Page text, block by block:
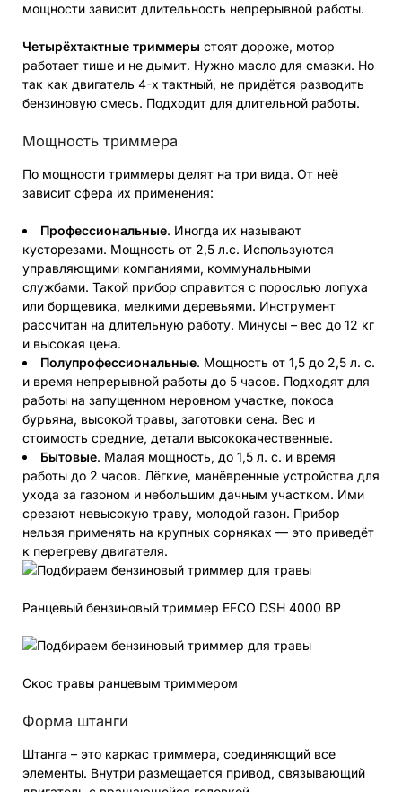
мощности зависит длительность непрерывной работы.
Четырёхтактные триммеры стоят дороже, мотор
работает тише и не дымит. Нужно масло для смазки. Но
так как двигатель 4-х тактный, не придётся разводить
бензиновую смесь. Подходит для длительной работы.
Мощность триммера
По мощности триммеры делят на три вида. От неё
зависит сфера их применения:
Профессиональные. Иногда их называют
кусторезами. Мощность от 2,5 л.с. Используются
управляющими компаниями, коммунальными
службами. Такой прибор справится с порослью лопуха
или борщевика, мелкими деревьями. Инструмент
рассчитан на длительную работу. Минусы – вес до 12 кг
и высокая цена.
Полупрофессиональные. Мощность от 1,5 до 2,5 л. с.
и время непрерывной работы до 5 часов. Подходят для
работы на запущенном неровном участке, покоса
бурьяна, высокой травы, заготовки сена. Вес и
стоимость средние, детали высококачественные.
Бытовые. Малая мощность, до 1,5 л. с. и время
работы до 2 часов. Лёгкие, манёвренные устройства для
ухода за газоном и небольшим дачным участком. Ими
срезают невысокую траву, молодой газон. Прибор
нельзя применять на крупных сорняках — это приведёт
к перегреву двигателя.
Ранцевый бензиновый триммер EFCO DSH 4000 BP
Скос травы ранцевым триммером
Форма штанги
Штанга – это каркас триммера, соединяющий все
элементы. Внутри размещается привод, связывающий